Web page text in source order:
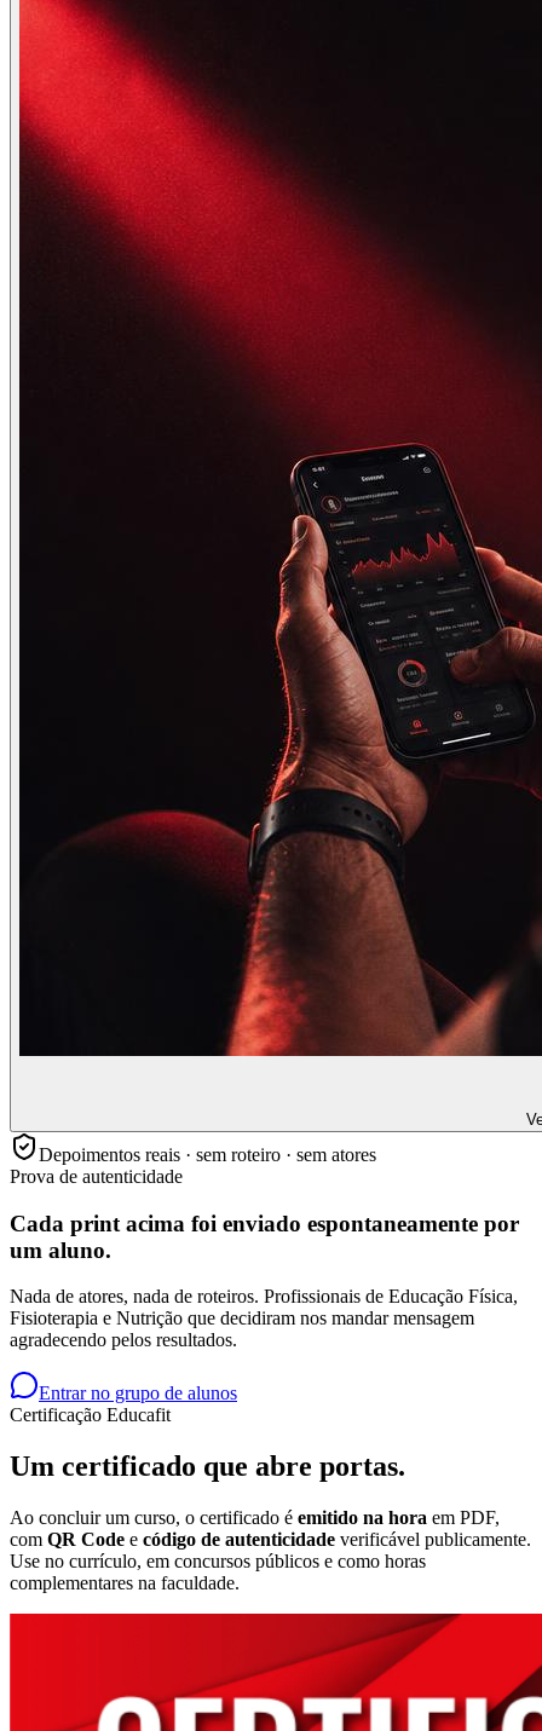
Depoimentos reais · sem roteiro · sem atores
Prova de autenticidade
Cada print acima foi enviado espontaneamente por
um aluno.
Nada de atores, nada de roteiros. Profissionais de Educação Física,
Fisioterapia e Nutrição que decidiram nos mandar mensagem
agradecendo pelos resultados.
Entrar no grupo de alunos
Certificação Educafit
Um certificado que abre portas.
Ao concluir um curso, o certificado é emitido na hora em PDF,
com QR Code e código de autenticidade verificável publicamente.
Use no currículo, em concursos públicos e como horas
complementares na faculdade.